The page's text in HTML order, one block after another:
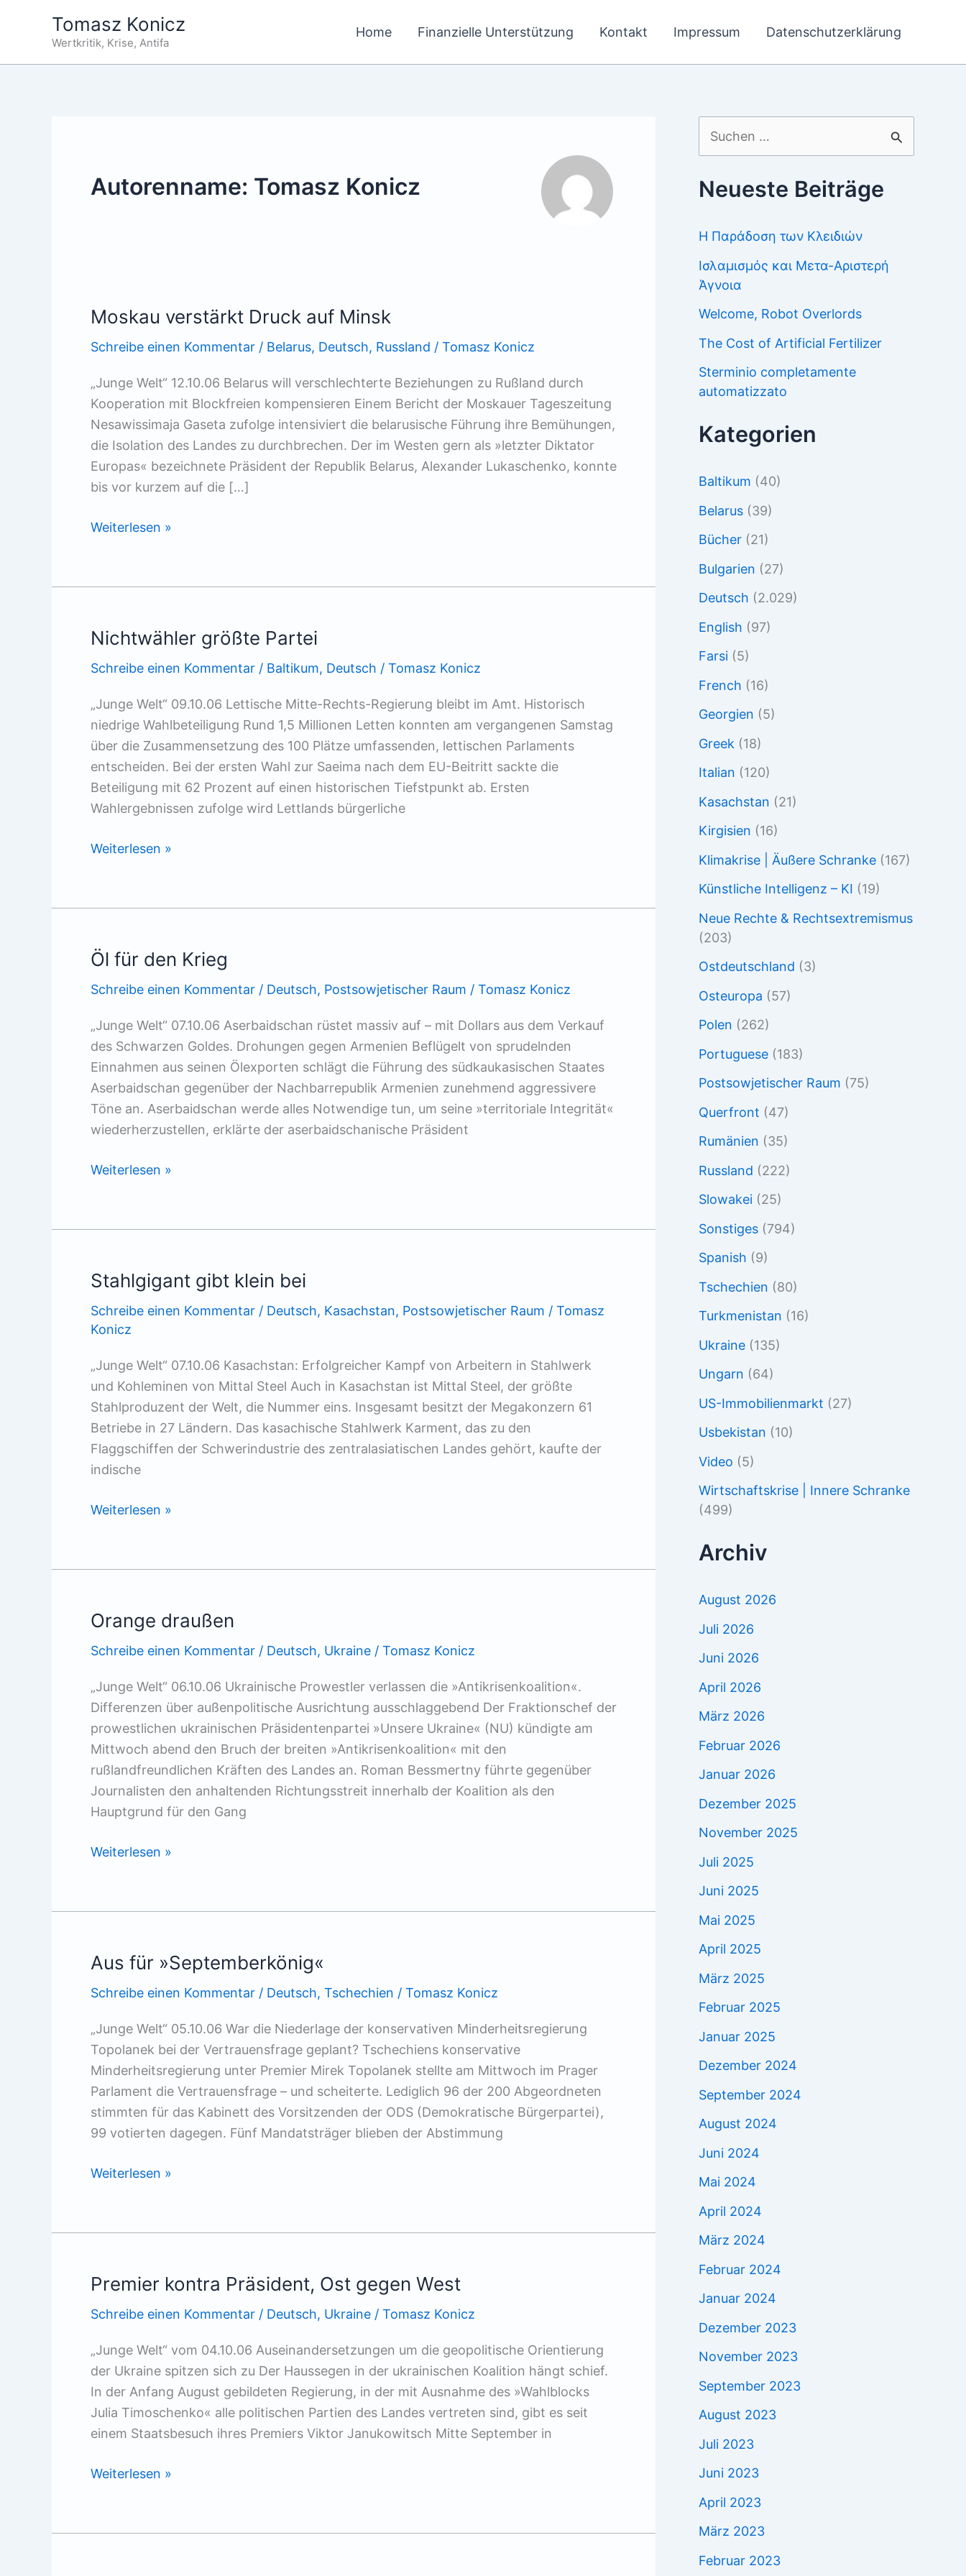
Tomasz Konicz
Wertkritik, Krise, Antifa
Home Finanzielle Unterstützung Kontakt Impressum Datenschutzerklärung
Autorenname: Tomasz Konicz
Moskau verstärkt Druck auf Minsk
Schreibe einen Kommentar / Belarus, Deutsch, Russland / Tomasz Konicz
„Junge Welt“ 12.10.06 Belarus will verschlechterte Beziehungen zu Rußland durch
Kooperation mit Blockfreien kompensieren Einem Bericht der Moskauer Tageszeitung
Nesawissimaja Gaseta zufolge intensiviert die belarusische Führung ihre Bemühungen,
die Isolation des Landes zu durchbrechen. Der im Westen gern als »letzter Diktator
Europas« bezeichnete Präsident der Republik Belarus, Alexander Lukaschenko, konnte
bis vor kurzem auf die […]
Moskau
auf
Weiterlesen »
Nichtwähler größte Partei
Schreibe einen Kommentar / Baltikum, Deutsch / Tomasz Konicz
„Junge Welt“ 09.10.06 Lettische Mitte-Rechts-Regierung bleibt im Amt. Historisch
niedrige Wahlbeteiligung Rund 1,5 Millionen Letten konnten am vergangenen Samstag
über die Zusammensetzung des 100 Plätze umfassenden, lettischen Parlaments
entscheiden. Bei der ersten Wahl zur Saeima nach dem EU-Beitritt sackte die
Beteiligung mit 62 Prozent auf einen historischen Tiefstpunkt ab. Ersten
Wahlergebnissen zufolge wird Lettlands bürgerliche
Nichtwähler
Weiterlesen »
Öl für den Krieg
Schreibe einen Kommentar / Deutsch, Postsowjetischer Raum / Tomasz Konicz
„Junge Welt“ 07.10.06 Aserbaidschan rüstet massiv auf – mit Dollars aus dem Verkauf
des Schwarzen Goldes. Drohungen gegen Armenien Beflügelt von sprudelnden
Einnahmen aus seinen Ölexporten schlägt die Führung des südkaukasischen Staates
Aserbaidschan gegenüber der Nachbarrepublik Armenien zunehmend aggressivere
Töne an. Aserbaidschan werde alles Notwendige tun, um seine »territoriale Integrität«
wiederherzustellen, erklärte der aserbaidschanische Präsident
Öl
Krieg
Weiterlesen »
Stahlgigant gibt klein bei
Schreibe einen Kommentar / Deutsch, Kasachstan, Postsowjetischer Raum / Tomasz
Konicz
„Junge Welt“ 07.10.06 Kasachstan: Erfolgreicher Kampf von Arbeitern in Stahlwerk
und Kohleminen von Mittal Steel Auch in Kasachstan ist Mittal Steel, der größte
Stahlproduzent der Welt, die Nummer eins. Insgesamt besitzt der Megakonzern 61
Betriebe in 27 Ländern. Das kasachische Stahlwerk Karment, das zu den
Flaggschiffen der Schwerindustrie des zentralasiatischen Landes gehört, kaufte der
indische
Stahlgigant
bei
Weiterlesen »
Orange draußen
Schreibe einen Kommentar / Deutsch, Ukraine / Tomasz Konicz
„Junge Welt“ 06.10.06 Ukrainische Prowestler verlassen die »Antikrisenkoalition«.
Differenzen über außenpolitische Ausrichtung ausschlaggebend Der Fraktionschef der
prowestlichen ukrainischen Präsidentenpartei »Unsere Ukraine« (NU) kündigte am
Mittwoch abend den Bruch der breiten »Antikrisenkoalition« mit den
rußlandfreundlichen Kräften des Landes an. Roman Bessmertny führte gegenüber
Journalisten den anhaltenden Richtungsstreit innerhalb der Koalition als den
Hauptgrund für den Gang
Orange
Weiterlesen »
Aus für »Septemberkönig«
Schreibe einen Kommentar / Deutsch, Tschechien / Tomasz Konicz
„Junge Welt“ 05.10.06 War die Niederlage der konservativen Minderheitsregierung
Topolanek bei der Vertrauensfrage geplant? Tschechiens konservative
Minderheitsregierung unter Premier Mirek Topolanek stellte am Mittwoch im Prager
Parlament die Vertrauensfrage – und scheiterte. Lediglich 96 der 200 Abgeordneten
stimmten für das Kabinett des Vorsitzenden der ODS (Demokratische Bürgerpartei),
99 votierten dagegen. Fünf Mandatsträger blieben der Abstimmung
Aus
Weiterlesen »
Premier kontra Präsident, Ost gegen West
Schreibe einen Kommentar / Deutsch, Ukraine / Tomasz Konicz
„Junge Welt“ vom 04.10.06 Auseinandersetzungen um die geopolitische Orientierung
der Ukraine spitzen sich zu Der Haussegen in der ukrainischen Koalition hängt schief.
In der Anfang August gebildeten Regierung, in der mit Ausnahme des »Wahlblocks
Julia Timoschenko« alle politischen Partien des Landes vertreten sind, gibt es seit
einem Staatsbesuch ihres Premiers Viktor Janukowitsch Mitte September in
Premier
Ost
Weiterlesen »
Suchen
nach:
Neueste Beiträge
Η Παράδοση των Κλειδιών
Ισλαμισμός και Μετα-Αριστερή
Άγνοια
Welcome, Robot Overlords
The Cost of Artificial Fertilizer
Sterminio completamente
automatizzato
Kategorien
Baltikum (40)
Belarus (39)
Bücher (21)
Bulgarien (27)
Deutsch (2.029)
English (97)
Farsi (5)
French (16)
Georgien (5)
Greek (18)
Italian (120)
Kasachstan (21)
Kirgisien (16)
Klimakrise | Äußere Schranke (167)
Künstliche Intelligenz – KI (19)
Neue Rechte & Rechtsextremismus
(203)
Ostdeutschland (3)
Osteuropa (57)
Polen (262)
Portuguese (183)
Postsowjetischer Raum (75)
Querfront (47)
Rumänien (35)
Russland (222)
Slowakei (25)
Sonstiges (794)
Spanish (9)
Tschechien (80)
Turkmenistan (16)
Ukraine (135)
Ungarn (64)
US-Immobilienmarkt (27)
Usbekistan (10)
Video (5)
Wirtschaftskrise | Innere Schranke
(499)
Archiv
August 2026
Juli 2026
Juni 2026
April 2026
März 2026
Februar 2026
Januar 2026
Dezember 2025
November 2025
Juli 2025
Juni 2025
Mai 2025
April 2025
März 2025
Februar 2025
Januar 2025
Dezember 2024
September 2024
August 2024
Juni 2024
Mai 2024
April 2024
März 2024
Februar 2024
Januar 2024
Dezember 2023
November 2023
September 2023
August 2023
Juli 2023
Juni 2023
April 2023
März 2023
Februar 2023